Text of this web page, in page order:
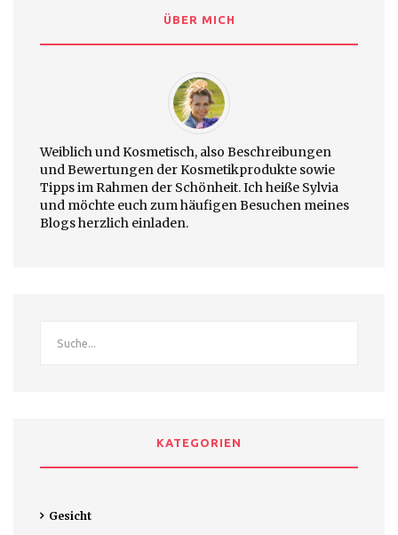
ÜBER MICH
Weiblich und Kosmetisch, also Beschreibungen
und Bewertungen der Kosmetikprodukte sowie
Tipps im Rahmen der Schönheit. Ich heiße Sylvia
und möchte euch zum häufigen Besuchen meines
Blogs herzlich einladen.
KATEGORIEN
Gesicht